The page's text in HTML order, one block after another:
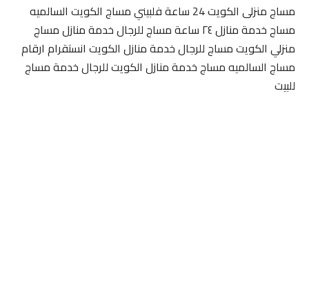
مساج منزلى الكويت 24 ساعة فلبيني مساج الكويت السالميه
مساج خدمة منازل ٢٤ ساعة مساج للرجال خدمة منازل مساج
منزلي الكويت مساج للرجال خدمة منازل الكويت انستقرام ارقام
مساج السالميه مساج خدمة منازل الكويت للرجال خدمة مساج
للبيت